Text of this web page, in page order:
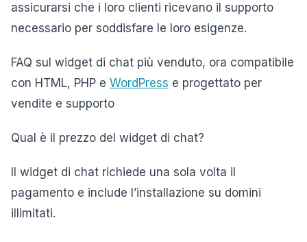
assicurarsi che i loro clienti ricevano il supporto
necessario per soddisfare le loro esigenze.
FAQ sul widget di chat più venduto, ora compatibile
con HTML, PHP e WordPress e progettato per
vendite e supporto
Qual è il prezzo del widget di chat?
Il widget di chat richiede una sola volta il
pagamento e include l’installazione su domini
illimitati.